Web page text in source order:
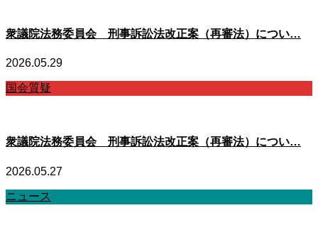
衆議院法務委員会 刑事訴訟法改正案（再審法）につい…
2026.05.29
国会質疑
衆議院法務委員会 刑事訴訟法改正案（再審法）につい…
2026.05.27
ニュース